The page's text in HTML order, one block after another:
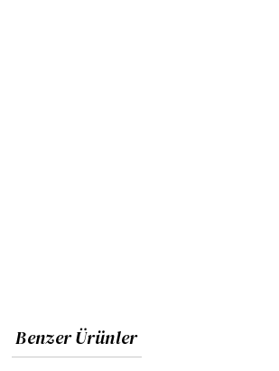
Benzer Ürünler